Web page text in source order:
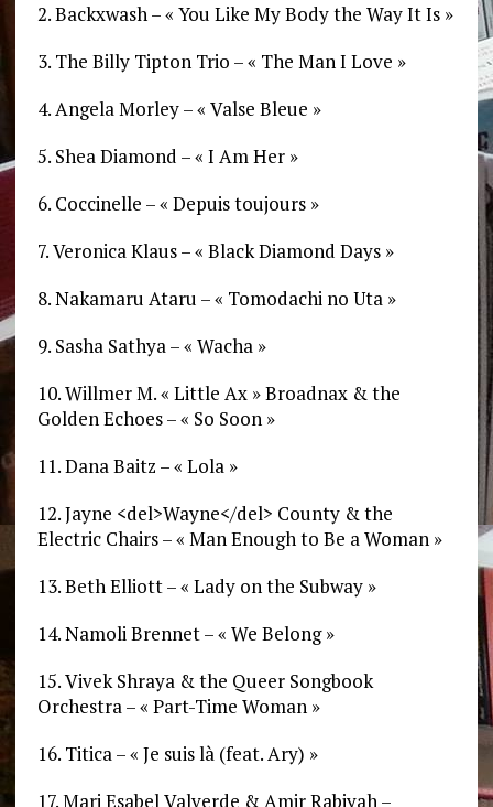
2. Backxwash – « You Like My Body the Way It Is »
3. The Billy Tipton Trio – « The Man I Love »
4. Angela Morley – « Valse Bleue »
5. Shea Diamond – « I Am Her »
6. Coccinelle – « Depuis toujours »
7. Veronica Klaus – « Black Diamond Days »
8. Nakamaru Ataru – « Tomodachi no Uta »
9. Sasha Sathya – « Wacha »
10. Willmer M. « Little Ax » Broadnax & the
Golden Echoes – « So Soon »
11. Dana Baitz – « Lola »
12. Jayne <del>Wayne</del> County & the
Electric Chairs – « Man Enough to Be a Woman »
13. Beth Elliott – « Lady on the Subway »
14. Namoli Brennet – « We Belong »
15. Vivek Shraya & the Queer Songbook
Orchestra – « Part-Time Woman »
16. Titica – « Je suis là (feat. Ary) »
17. Mari Esabel Valverde & Amir Rabiyah –